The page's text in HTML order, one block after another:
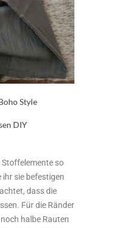
so
ihr sie befestigen
dass die
Für die Ränder
halbe Rauten